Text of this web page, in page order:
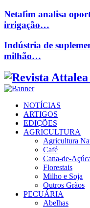
Netafim analisa
irrigação…
Indústria de
milhão…
Facebook
Twitter
Instagram
Linkedin
Youtube
Email
NOTÍCIAS
ARTIGOS
EDIÇÕES
AGRICULTURA
Agricultura
Café
Cana-de-
Florestais
Milho e Soja
Outros Grãos
PECUÁRIA
Abelhas